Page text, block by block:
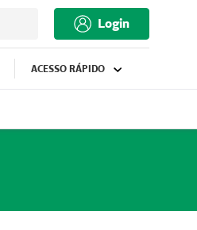
Login
ACESSO RÁPIDO